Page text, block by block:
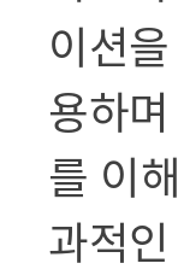
이션
용하
를 이
과적